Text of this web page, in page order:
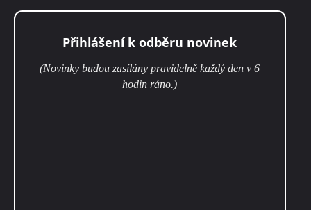
Přihlášení k odběru novinek
(Novinky budou zasílány pravidelně každý den v 6
hodin ráno.)